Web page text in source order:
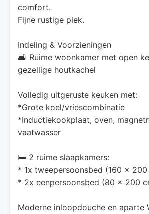
comfort.
Fijne rustige plek.
Indeling & Voorzieningen
🛋️ Ruime woonkamer met open
gezellige houtkachel
Volledig uitgeruste keuken met:
*Grote koel/vriescombinatie
*Inductiekookplaat, oven,
vaatwasser
🛏️ 2 ruime slaapkamers:
* 1x tweepersoonsbed (160 x 200
* 2x eenpersoonsbed (80 x 200
Moderne inloopdouche en aparte